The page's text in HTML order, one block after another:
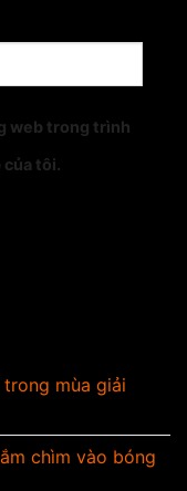
web trong trình
của tôi.
mùa giải
chìm vào bóng